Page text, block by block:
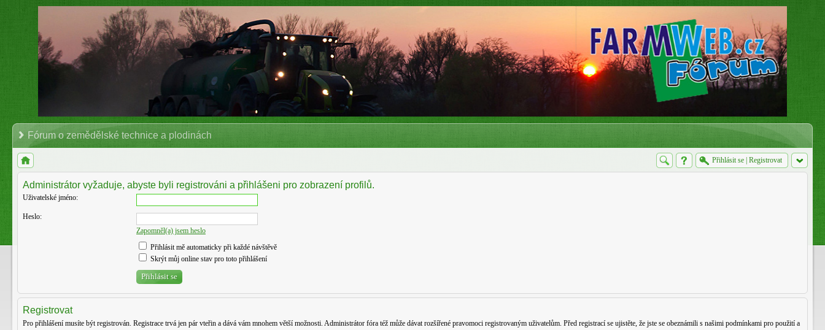
Fórum o zemědělské technice a plodinách
Přihlásit se Registrovat
Administrátor vyžaduje, abyste byli registrováni a přihlášeni pro zobrazení profilů.
Uživatelské jméno:
Heslo:
Zapomněl(a) jsem heslo
Přihlásit mě automaticky při každé návštěvě
Skrýt můj online stav pro toto přihlášení
Registrovat
Pro přihlášení musíte být registrován. Registrace trvá jen pár vteřin a dává vám mnohem větší možnosti. Administrátor fóra též může dávat rozšířené pravomoci registrovaným uživatelům. Před registrací se ujistěte, že jste se obeznámili s našimi podmínkami pro použití a